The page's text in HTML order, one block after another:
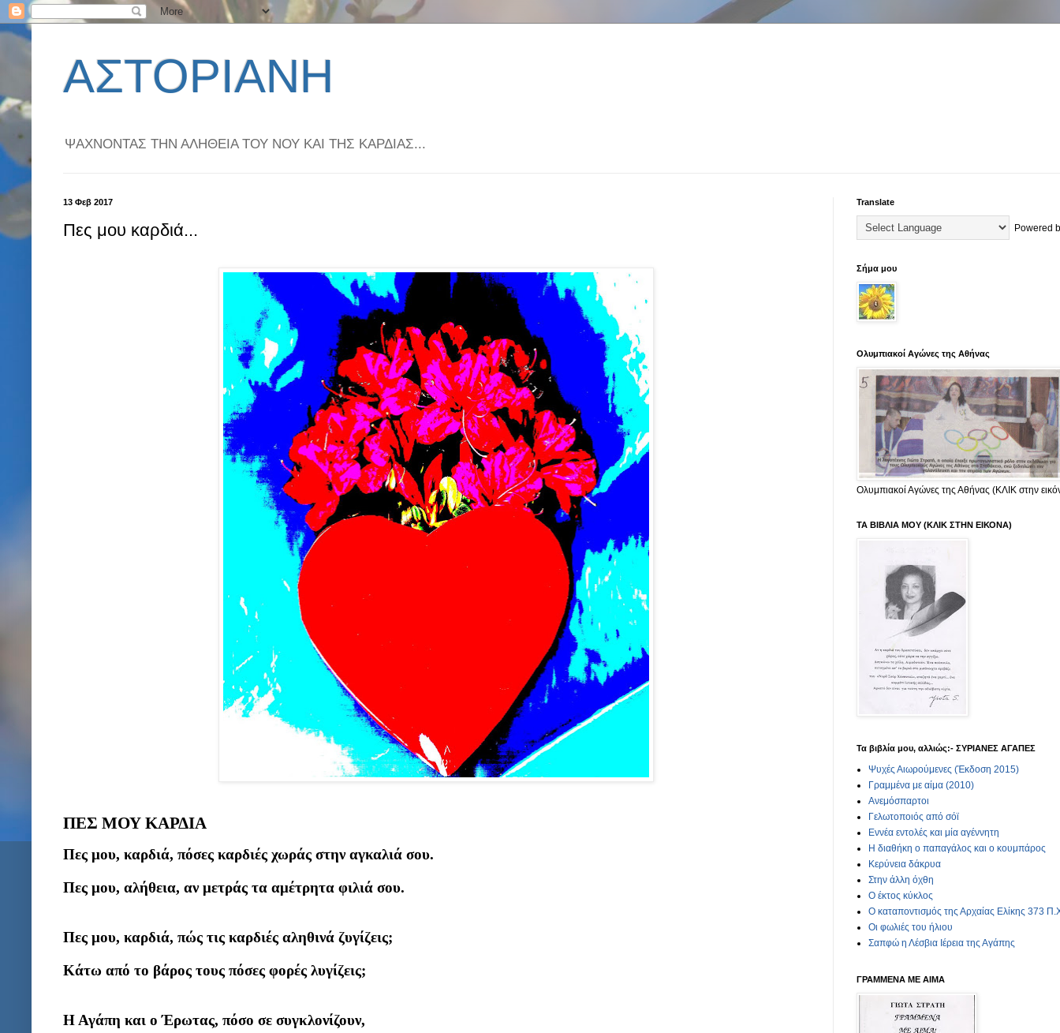
ΑΣΤΟΡΙΑΝΗ
ΨΑΧΝΟΝΤΑΣ ΤΗΝ ΑΛΗΘΕΙΑ ΤΟΥ ΝΟΥ ΚΑΙ ΤΗΣ KΑΡΔΙΑΣ...
13 Φεβ 2017
Πες μου καρδιά...
ΠΕΣ ΜΟΥ ΚΑΡΔΙΑ
Πες μου, καρδιά, πόσες καρδιές χωράς στην αγκαλιά σου.
Πες μου, αλήθεια, αν μετράς τα αμέτρητα φιλιά σου.
Πες μου, καρδιά, πώς τις καρδιές αληθινά ζυγίζεις;
Κάτω από το βάρος τους πόσες φορές λυγίζεις;
Η Αγάπη και ο Έρωτας, πόσο σε συγκλονίζουν,
Translate
Powered
Σήμα μου
Ολυμπιακοί Αγώνες της Αθήνας
Ολυμπιακοί Αγώνες της Αθήνας (ΚΛΙΚ στην
ΤΑ ΒΙΒΛΙΑ ΜΟΥ (ΚΛΙΚ ΣΤΗΝ ΕΙΚΟΝΑ)
Τα βιβλία μου, αλλιώς:- ΣΥΡΙΑΝΕΣ ΑΓΑΠΕΣ
Ψυχές Αιωρούμενες (Έκδοση 2015)
Γραμμένα με αίμα (2010)
Ανεμόσπαρτοι
Γελωτοποιός από σόϊ
Εννέα εντολές και μία αγέννητη
Η διαθήκη ο παπαγάλος και ο κουμπάρος
Κερύνεια δάκρυα
Στην άλλη όχθη
Ο έκτος κύκλος
Ο καταποντισμός της Αρχαίας Ελίκης 373
Οι φωλιές του ήλιου
Σαπφώ η Λέσβια Ιέρεια της Αγάπης
ΓΡΑΜΜΕΝΑ ΜΕ ΑΙΜΑ